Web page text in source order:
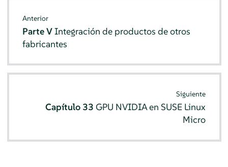
Anterior
Parte VIntegración de productos de otros
fabricantes
Siguiente
Capítulo 33 GPU NVIDIA en SUSE Linux
Micro